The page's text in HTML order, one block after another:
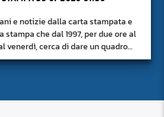
e notizie dalla carta stampata e
stampa che dal 1997, per due ore al
venerdì, cerca di dare un quadro
del giorno, senza fermarsi alla